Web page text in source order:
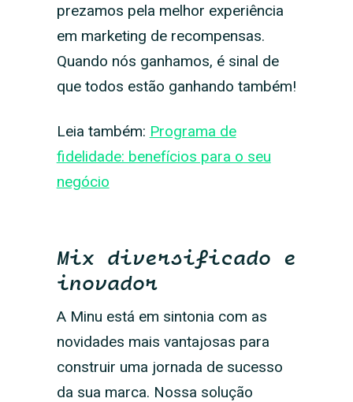
prezamos pela melhor experiência
em marketing de recompensas.
Quando nós ganhamos, é sinal de
que todos estão ganhando também!
Leia também: Programa de
fidelidade: benefícios para o seu
negócio
Mix diversificado e
inovador
A Minu está em sintonia com as
novidades mais vantajosas para
construir uma jornada de sucesso
da sua marca. Nossa solução